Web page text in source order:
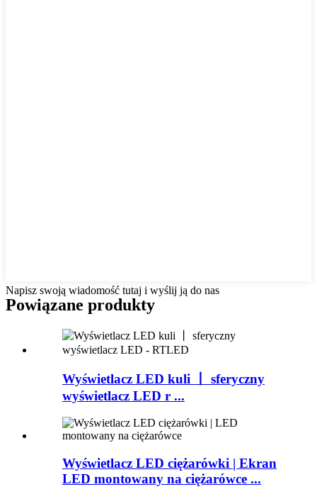
Napisz swoją wiadomość tutaj i wyślij ją do nas
Powiązane produkty
Wyświetlacz LED kuli 丨 sferyczny
wyświetlacz LED r ...
Wyświetlacz LED ciężarówki | Ekran
LED montowany na ciężarówce ...